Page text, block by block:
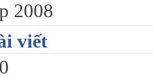
2008
viết